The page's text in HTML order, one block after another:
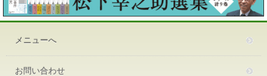
メニューへ
お問い合わせ